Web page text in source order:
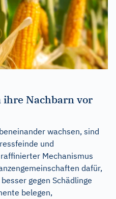
ihre Nachbarn vor
wachsen, sind
und
Mechanismus
dafür,
gegen Schädlinge
belegen,